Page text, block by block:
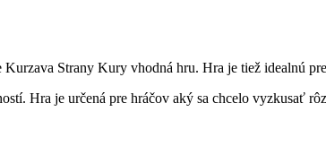
Strany Kury vhodná hru. Hra je tiež idealnú
Hra je určená pre hráčov aký sa chcelo vyzkusať